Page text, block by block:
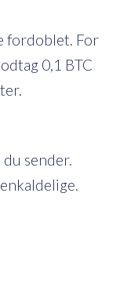
fordoblet. For
0,1 BTC
sender.